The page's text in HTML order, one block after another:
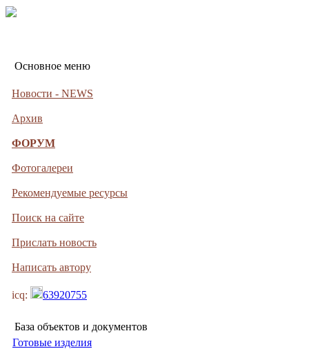
Основное меню
Новости - NEWS
Архив
ФОРУМ
Фотогалереи
Рекомендуемые ресурсы
Поиск на сайте
Прислать новость
Написать автору
icq: 63920755
База объектов и документов
Готовые изделия